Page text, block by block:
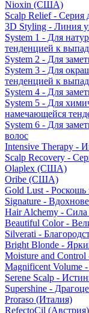
Nioxin (США)
Scalp Relief - Серия
3D Styling - Линия
System 1 - Для
тенденцией к
System 2 - Для
System 3 - Для
тенденцией к
System 4 - Для
System 5 - Для
намечающейся
System 6 - Для
волос
Intensive Therapy -
Scalp Recovery -
Olaplex (США)
Oribe (США)
Gold Lust - Роскошь
Signature -
Hair Alchemy -
Beautiful Color -
Silverati -
Bright Blonde -
Moisture and
Magnificent Volume
Serene Scalp -
Supershine -
Proraso (Италия)
RefectoCil (Австрия)